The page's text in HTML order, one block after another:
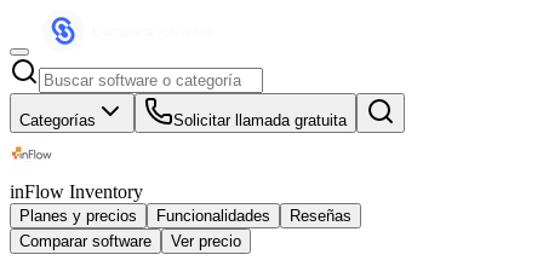
Categorías Solicitar llamada gratuita
inFlow Inventory
Planes y precios Funcionalidades
Reseñas
Comparar software
Ver precio